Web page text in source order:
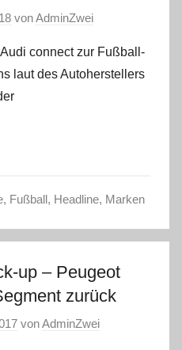
vonAdminZwei
connect zur Fußball-
laut des Autoherstellers
, Fußball, Headline, Marken
up – Peugeot
zurück
vonAdminZwei